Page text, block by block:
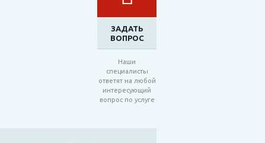
ЗАДАТЬ
ВОПРОС
Наши
специалисты
ответят на любой
интересующий
вопрос по услуге